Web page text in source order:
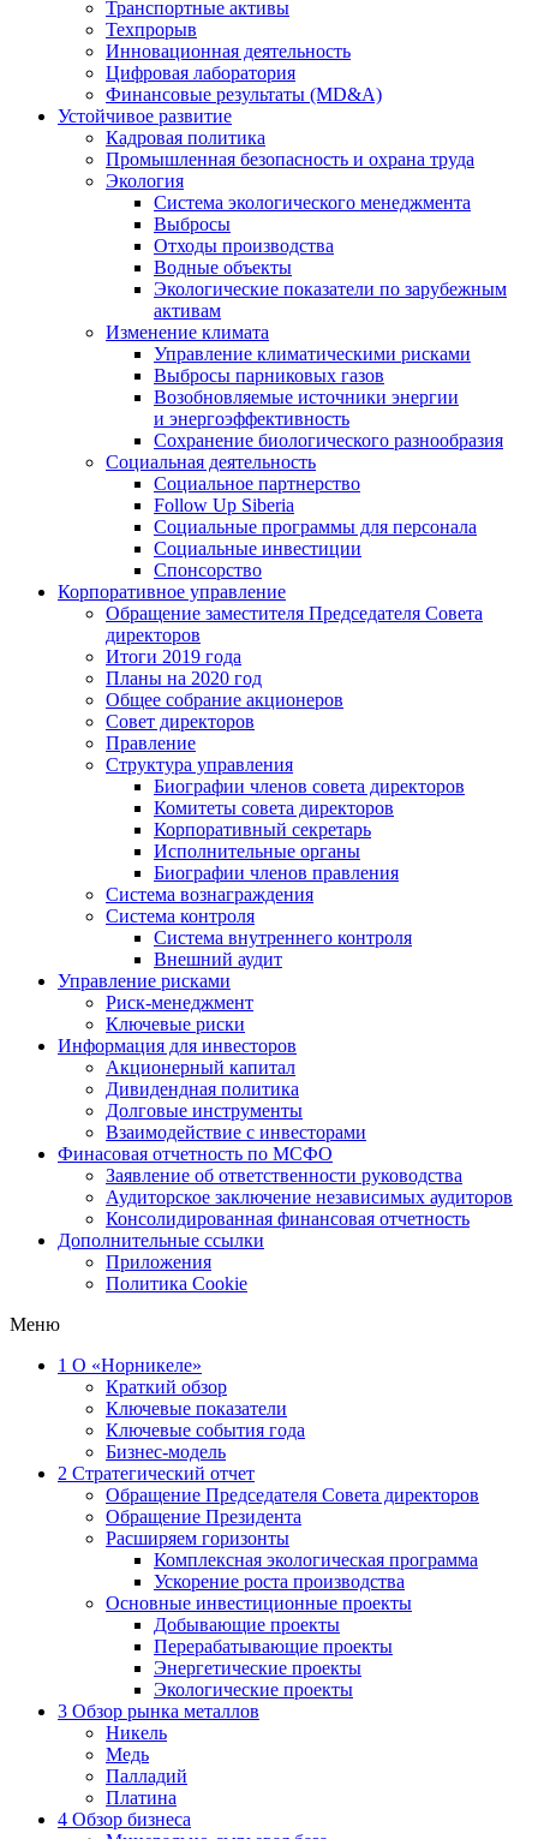
Транспортные активы
Техпрорыв
Инновационная деятельность
Цифровая лаборатория
Финансовые результаты (MD&A)
Устойчивое развитие
Кадровая политика
Промышленная безопасность и охрана труда
Экология
Система экологического менеджмента
Выбросы
Отходы производства
Водные объекты
Экологические показатели по зарубежным
активам
Изменение климата
Управление климатическими рисками
Выбросы парниковых газов
Возобновляемые источники энергии
и энергоэффективность
Сохранение биологического разнообразия
Социальная деятельность
Социальное партнерство
Follow Up Siberia
Социальные программы для персонала
Социальные инвестиции
Спонсорство
Корпоративное управление
Обращение заместителя Председателя Совета
директоров
Итоги 2019 года
Планы на 2020 год
Общее собрание акционеров
Совет директоров
Правление
Структура управления
Биографии членов совета директоров
Комитеты совета директоров
Корпоративный секретарь
Исполнительные органы
Биографии членов правления
Система вознаграждения
Система контроля
Система внутреннего контроля
Внешний аудит
Управление рисками
Риск-менеджмент
Ключевые риски
Информация для инвесторов
Акционерный капитал
Дивидендная политика
Долговые инструменты
Взаимодействие с инвеcторами
Финасовая отчетность по МСФО
Заявление об ответственности руководства
Аудиторское заключение независимых аудиторов
Консолидированная финансовая отчетность
Дополнительные ссылки
Приложения
Политика Cookie
Меню
1 О «Норникеле»
Краткий обзор
Ключевые показатели
Ключевые события года
Бизнес-модель
2 Стратегический отчет
Обращение Председателя Совета директоров
Обращение Президента
Расширяем горизонты
Комплексная экологическая программа
Ускорение роста производства
Основные инвестиционные проекты
Добывающие проекты
Перерабатывающие проекты
Энергетические проекты
Экологические проекты
3 Обзор рынка металлов
Никель
Медь
Палладий
Платина
4 Обзор бизнеса